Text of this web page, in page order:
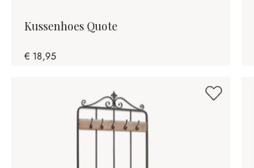
Kussenhoes Quote
€ 18,95